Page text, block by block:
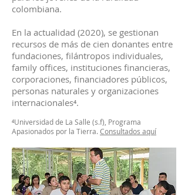
colombiana.
En la actualidad (2020), se gestionan
recursos de más de cien donantes entre
fundaciones, filántropos individuales,
family offices, instituciones financieras,
corporaciones, financiadores públicos,
personas naturales y organizaciones
internacionales⁴.
⁴Universidad de La Salle (s.f), Programa
Apasionados por la Tierra. Consultados aquí